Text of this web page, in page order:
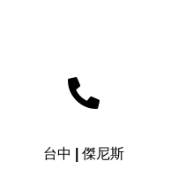
台中 | 傑尼斯